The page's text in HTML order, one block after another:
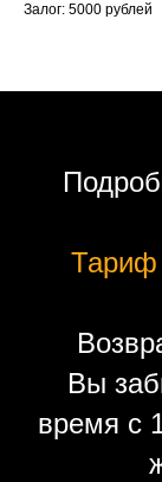
Залог: 5000 рублей
Тариф
Вы
время с